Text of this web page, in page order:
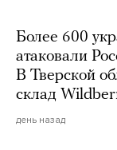
Более 600
атаковали
В Тверской
склад
день назад